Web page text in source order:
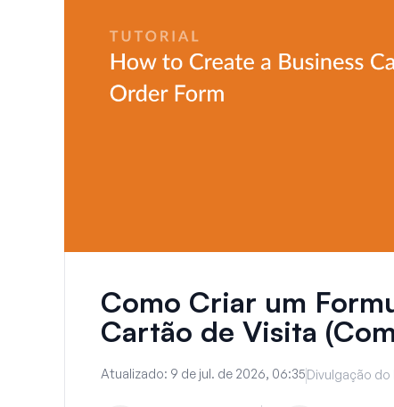
Como Criar um
Cartão de Visita
Atualizado: 9 de jul. de 2026, 06:35Divulgação do